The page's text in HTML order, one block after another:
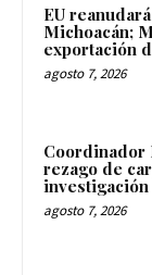
EU
Michoacán;
exportación
agosto 7, 2026
Coordinador
rezago de
agosto 7, 2026